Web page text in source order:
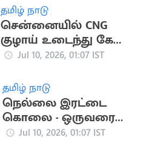
தமிழ் நாடு
சென்னையில் CNG
குழாய் உடைந்து கேஸ்
கசிவு.. பெரும் தீ
Jul 10, 2026, 01:07 IST
தமிழ் நாடு
நெல்லை இரட்டை
கொலை - ஒருவரை
சுட்டுப்பிடித்த போலீஸ்
Jul 10, 2026, 01:07 IST